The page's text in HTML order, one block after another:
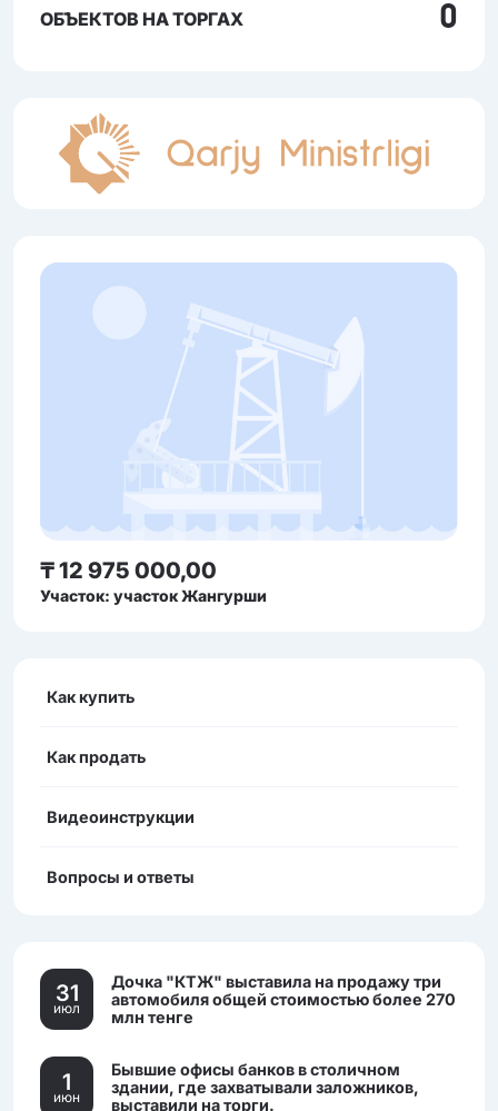
ОБЪЕКТОВ НА ТОРГАХ 0
₸ 12 975 000,00
Участок: участок Жангурши
Как купить
Как продать
Видеоинструкции
Вопросы и ответы
31
июл
Дочка "КТЖ" выставила на продажу три
автомобиля общей стоимостью более 270
млн тенге
1
июн
Бывшие офисы банков в столичном
здании, где захватывали заложников,
выставили на торги.